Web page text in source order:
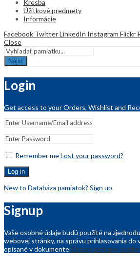
Kresba
Úžitkové predmety
Informácie
Facebook TwitterLinkedIn Instagram Flickr
Close
Nájsť
Login
Get access to your Orders, Wishlist and
Remember meLost your password?
Log in
New to Databáza pamiatok? Sign up
Signup
Vaše osobné údaje budú použité na
webovej stránky, na správu prihlasovania do
opísané v dokumente Zásady ochrany